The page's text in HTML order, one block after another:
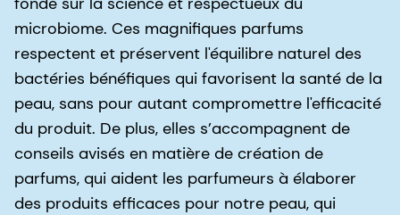
microbiome. Ces magnifiques parfums
respectent et préservent l'équilibre naturel des
bactéries bénéfiques qui favorisent la santé de la
peau, sans pour autant compromettre l'efficacité
du produit. De plus, elles s’accompagnent de
conseils avisés en matière de création de
parfums, qui aident les parfumeurs à élaborer
des produits efficaces pour notre peau, qui